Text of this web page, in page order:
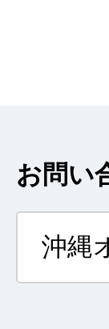
お問い